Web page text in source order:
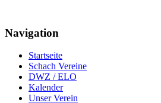
Navigation
Startseite
Schach Vereine
DWZ / ELO
Kalender
Unser Verein